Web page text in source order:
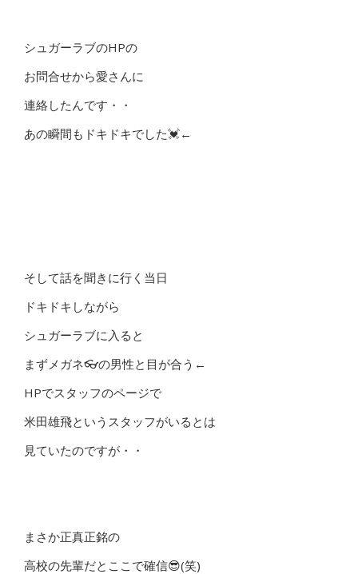
シュガーラブのHPの
お問合せから愛さんに
連絡したんです・・
あの瞬間もドキドキでした💓←
そして話を聞きに行く当日
ドキドキしながら
シュガーラブに入ると
まずメガネ👓の男性と目が合う←
HPでスタッフのページで
米田雄飛というスタッフがいるとは
見ていたのですが・・
まさか正真正銘の
高校の先輩だとここで確信😎(笑)